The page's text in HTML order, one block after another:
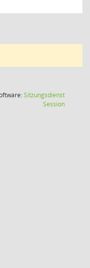
Sitzungsdienst
Session(Wird in